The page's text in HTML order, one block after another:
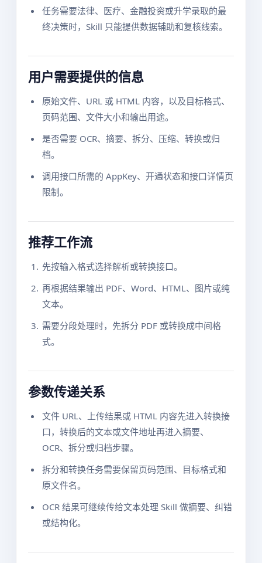
任务需要法律、医疗、金融投资或升学录取的最
终决策时，Skill 只能提供数据辅助和复核线索。
用户需要提供的信息
原始文件、URL 或 HTML 内容，以及目标格式、
页码范围、文件大小和输出用途。
是否需要 OCR、摘要、拆分、压缩、转换或归
档。
调用接口所需的 AppKey、开通状态和接口详情页
限制。
推荐工作流
先按输入格式选择解析或转换接口。
再根据结果输出 PDF、Word、HTML、图片或纯
文本。
需要分段处理时，先拆分 PDF 或转换成中间格
式。
参数传递关系
文件 URL、上传结果或 HTML 内容先进入转换接
口，转换后的文本或文件地址再进入摘要、
OCR、拆分或归档步骤。
拆分和转换任务需要保留页码范围、目标格式和
原文件名。
OCR 结果可继续传给文本处理 Skill 做摘要、纠错
或结构化。